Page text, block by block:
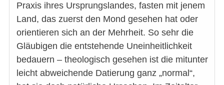
Praxis ihres Ursprungslandes, fasten mit jenem
Land, das zuerst den Mond gesehen hat oder
orientieren sich an der Mehrheit. So sehr die
Gläubigen die entstehende Uneinheitlichkeit
bedauern – theologisch gesehen ist die mitunter
leicht abweichende Datierung ganz „normal“,